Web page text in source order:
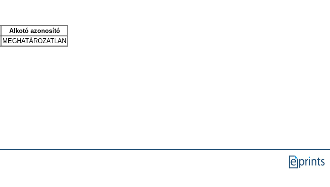
Alkotó azonosító
MEGHATÁROZATLAN